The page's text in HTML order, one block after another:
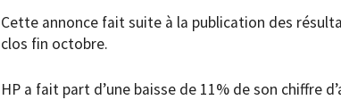
Cette annonce fait suite à la publication des
clos fin octobre.
HP a fait part d’une baisse de 11% de son chiffre